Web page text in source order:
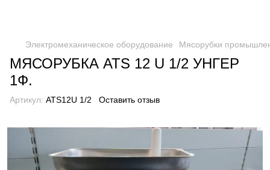
Электромеханическое оборудование Мясорубки
МЯСОРУБКА ATS 12 U 1/2 УНГЕР
1Ф.
Артикул: ATS12U 1/2 Оставить отзыв